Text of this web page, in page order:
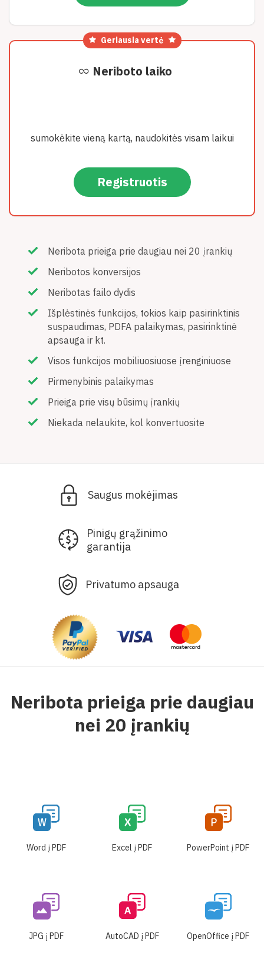
Neriboto laiko
sumokėkite vieną kartą, naudokitės visam laikui
Registruotis
Geriausia vertė
Neribota prieiga prie daugiau nei 20 įrankių
Neribotos konversijos
Neribotas failo dydis
Išplėstinės funkcijos, tokios kaip pasirinktinis
suspaudimas, PDFA palaikymas, pasirinktinė
apsauga ir kt.
Visos funkcijos mobiliuosiuose įrenginiuose
Pirmenybinis palaikymas
Prieiga prie visų būsimų įrankių
Niekada nelaukite, kol konvertuosite
Saugus mokėjimas
Pinigų grąžinimo
garantija
Privatumo apsauga
Neribota prieiga prie daugiau
nei 20 įrankių
Word į PDF Excel į PDF PowerPoint į PDF
JPG į PDF AutoCAD į PDF OpenOffice į PDF